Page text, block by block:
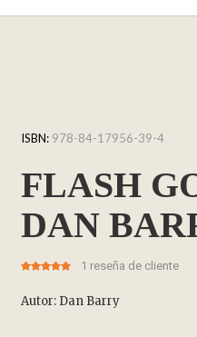
ISBN: 978-84-17956-39-4
FLASH
DAN
customer
rating
1 reseña de cliente
Autor: Dan Barry